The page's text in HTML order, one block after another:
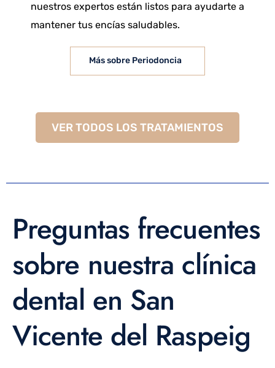
nuestros expertos están listos para ayudarte a
mantener tus encías saludables.
Más sobre Periodoncia
VER TODOS LOS TRATAMIENTOS
Preguntas frecuentes
sobre nuestra clínica
dental en San
Vicente del Raspeig